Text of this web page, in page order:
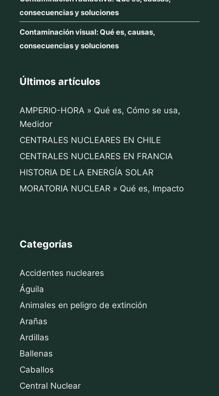
consecuencias y soluciones
Contaminación visual: Qué es, causas,
consecuencias y soluciones
Últimos artículos
AMPERIO-HORA » Qué es, Cómo se usa,
Medidor
CENTRALES NUCLEARES EN CHILE
CENTRALES NUCLEARES EN FRANCIA
HISTORIA DE LA ENERGÍA SOLAR
MORATORIA NUCLEAR » Qué es, Impacto
Categorías
Accidentes nucleares
Águila
Animales en peligro de extinción
Arañas
Ardillas
Ballenas
Caballos
Central Nuclear